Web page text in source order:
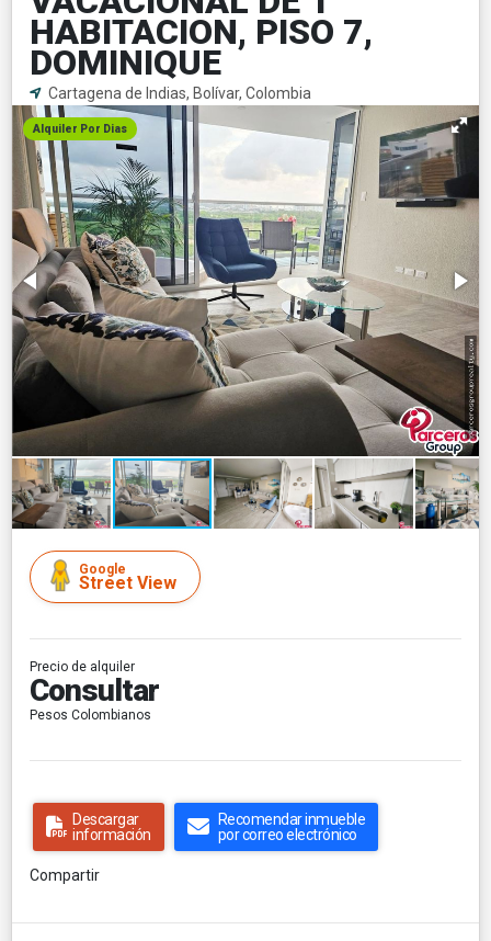
HABITACION, PISO 7,
DOMINIQUE
Cartagena de Indias, Bolívar, Colombia
Alquiler Por Dias
Google
Street View
Precio de alquiler
Consultar
Pesos Colombianos
Descargar
información
Recomendar inmueble
por correo electrónico
Compartir